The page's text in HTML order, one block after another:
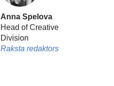
Anna Spelova
Head of Creative
Division
Raksta redaktors